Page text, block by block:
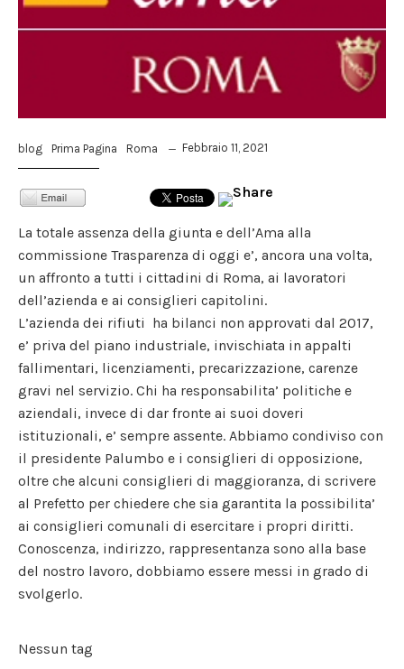
blog Prima Pagina Roma Febbraio 11, 2021
La totale assenza della giunta e dell’Ama alla
commissione Trasparenza di oggi e’, ancora una volta,
un affronto a tutti i cittadini di Roma, ai lavoratori
dell’azienda e ai consiglieri capitolini.
L’azienda dei rifiuti ha bilanci non approvati dal 2017,
e’ priva del piano industriale, invischiata in appalti
fallimentari, licenziamenti, precarizzazione, carenze
gravi nel servizio. Chi ha responsabilita’ politiche e
aziendali, invece di dar fronte ai suoi doveri
istituzionali, e’ sempre assente. Abbiamo condiviso con
il presidente Palumbo e i consiglieri di opposizione,
oltre che alcuni consiglieri di maggioranza, di scrivere
al Prefetto per chiedere che sia garantita la possibilita’
ai consiglieri comunali di esercitare i propri diritti.
Conoscenza, indirizzo, rappresentanza sono alla base
del nostro lavoro, dobbiamo essere messi in grado di
svolgerlo.
Nessun tag